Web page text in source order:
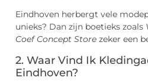
Eindhoven herbergt vele
unieks? Dan zijn boetieks zoals
Coef Concept Store zeker een
2. Waar Vind Ik
Eindhoven?